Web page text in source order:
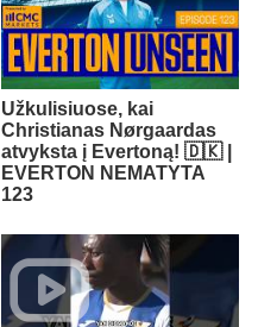
Užkulisiuose, kai
Christianas Nørgaardas
atvyksta į Evertoną! 🇩🇰 |
EVERTON NEMATYTA
123